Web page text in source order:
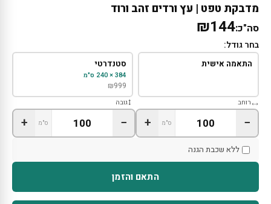
מדבקת טפט | עץ ורדים זהב ורוד
סה"כ:₪144
בחר גודל:
התאמה אישית סטנדרטי
384 × 240 ס"מ
₪999
רוחב
− ס"מ +
גובה
− ס"מ +
ללא שכבת הגנה
התאם והזמן